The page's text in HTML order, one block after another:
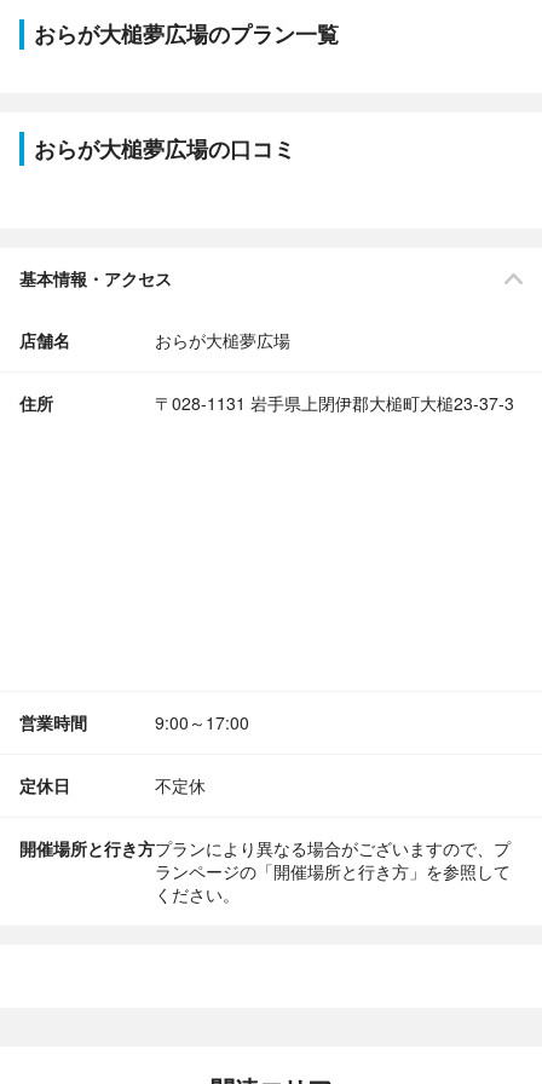
おらが大槌夢広場のプラン一覧
おらが大槌夢広場の口コミ
基本情報・アクセス
店舗名 おらが大槌夢広場
住所 〒028-1131 岩手県上閉伊郡大槌町大槌23-37-3
営業時間 9:00～17:00
定休日 不定休
開催場所と行き方プランにより異なる場合がございますので、プ
ランページの「開催場所と行き方」を参照して
ください。